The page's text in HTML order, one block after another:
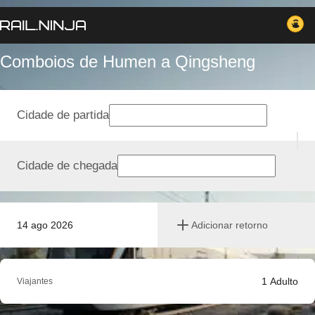
Comboios de Humen a Qingsheng
14 ago 2026 Adicionar retorno
Cidade de partida
Cidade de chegada
Viajantes 1 Adulto